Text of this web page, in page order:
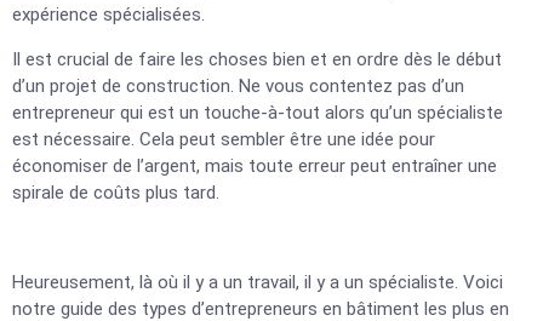
expérience spécialisées.
Il est crucial de faire les choses bien et en ordre dès le début
d’un projet de construction. Ne vous contentez pas d’un
entrepreneur qui est un touche-à-tout alors qu’un spécialiste
est nécessaire. Cela peut sembler être une idée pour
économiser de l’argent, mais toute erreur peut entraîner une
spirale de coûts plus tard.
Heureusement, là où il y a un travail, il y a un spécialiste. Voici
notre guide des types d’entrepreneurs en bâtiment les plus en